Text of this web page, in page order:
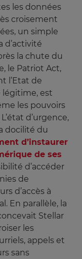
les données
croisement
un simple
d’activité
la chute du
le Patriot Act,
l’Etat de
légitime, est
les pouvoirs
d’urgence,
docilité du
d’instaurer
de ses
d’accéder
de
d’accès à
En parallèle, la
Stellar
les
appels et
sans